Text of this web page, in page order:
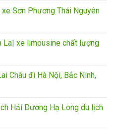
Sơn Phương Thái Nguyên
La| xe limousine chất lượng
Châu đi Hà Nội, Bắc Ninh,
Hải Dương Hạ Long du lịch